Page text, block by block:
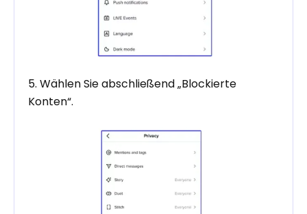
5. Wählen Sie abschließend „Blockierte
Konten“.